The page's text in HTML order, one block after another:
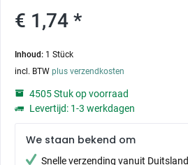
€ 1,74 *
Inhoud: 1 Stück
incl. BTW plus verzendkosten
4505 Stuk op voorraad
Levertijd: 1-3 werkdagen
We staan bekend om
Snelle verzending vanuit Duitsland